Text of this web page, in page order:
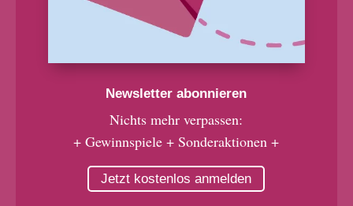
Newsletter abonnieren
Nichts mehr verpassen:
+ Gewinnspiele + Sonderaktionen +
Jetzt kostenlos anmelden